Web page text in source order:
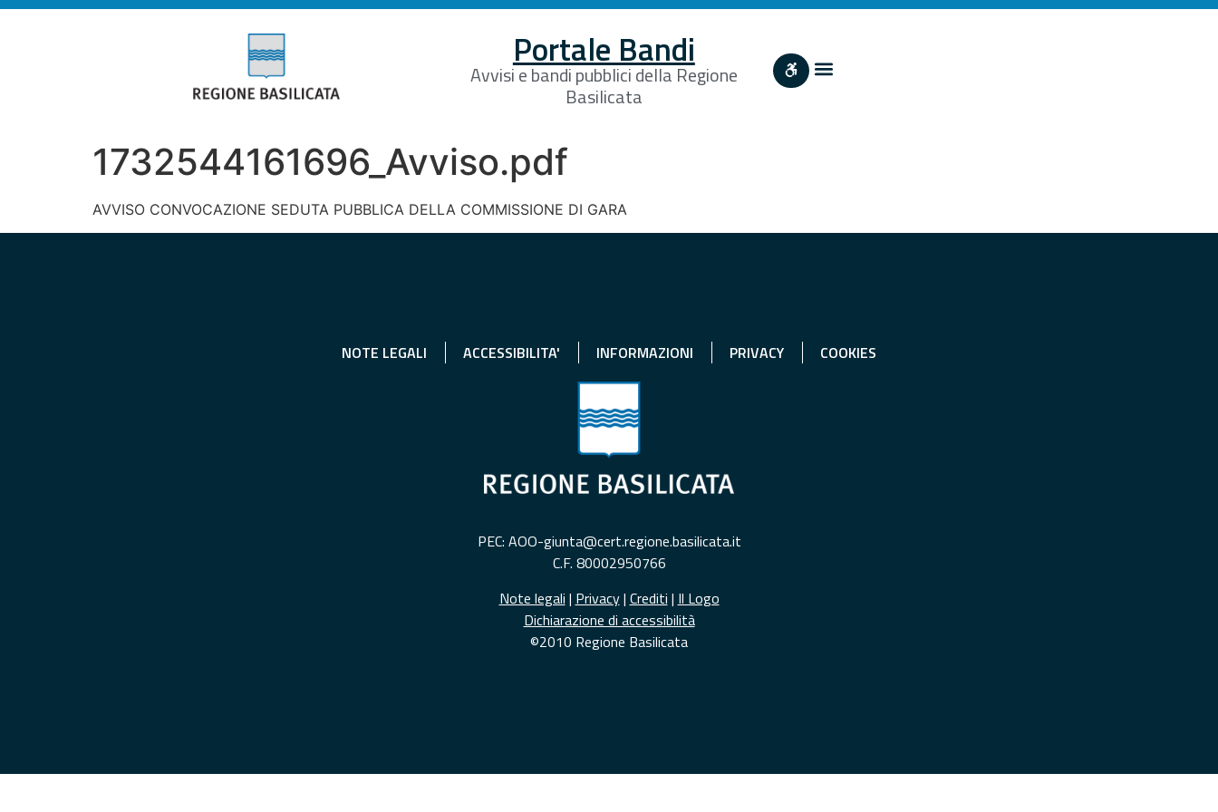
Portale Bandi
Avvisi e bandi pubblici della Regione
Basilicata
1732544161696_Avviso.pdf
AVVISO CONVOCAZIONE SEDUTA PUBBLICA DELLA COMMISSIONE DI GARA
NOTE LEGALI ACCESSIBILITA' INFORMAZIONI PRIVACY COOKIES
PEC: AOO-giunta@cert.regione.basilicata.it
C.F. 80002950766
Note legali | Privacy| Crediti | Il Logo
Dichiarazione di accessibilità
©2010 Regione Basilicata